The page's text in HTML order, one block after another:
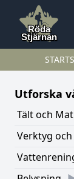
Utforska
Tält och Mat
Verktyg